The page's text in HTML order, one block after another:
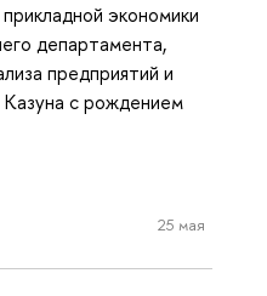
экономики
департамента,
предприятий и
Казуна с рождением
25 мая